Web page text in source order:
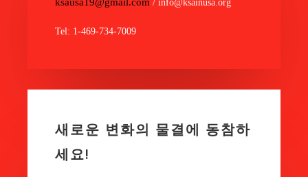
/ info@ksainusa.org
Tel: 1-469-734-7009
새로운 변화의 물결에 동참하
세요!